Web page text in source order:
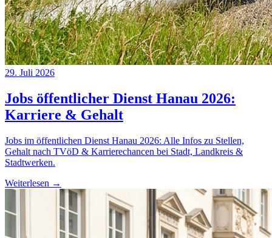
29. Juli 2026
Jobs öffentlicher Dienst Hanau 2026:
Karriere & Gehalt
Jobs im öffentlichen Dienst Hanau 2026: Alle Infos zu Stellen,
Gehalt nach TVöD & Karrierechancen bei Stadt, Landkreis &
Stadtwerken.
Weiterlesen →